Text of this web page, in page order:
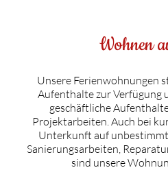
Wohnen
Unsere Ferienwohnungen
Aufenthalte zur Verfügung
geschäftliche
Projektarbeiten. Auch bei
Unterkunft auf
Sanierungsarbeiten,
sind unsere